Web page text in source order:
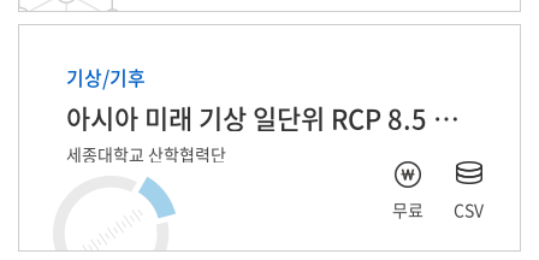
기상/기후
아시아 미래 기상 일단위 RCP 8.5 자료
세종대학교 산학협력단
무료 CSV